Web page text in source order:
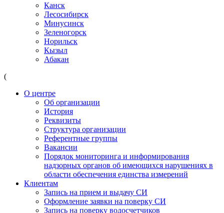
Канск
Лесосибирск
Минусинск
Зеленогорск
Норильск
Кызыл
Абакан
(
О центре
Об организации
История
Реквизиты
Структура организации
Референтные группы
Вакансии
Порядок мониторинга и информирования
надзорных органов об имеющихся нарушениях в
области обеспечения единства измерений
Клиентам
Запись на прием и выдачу СИ
Оформление заявки на поверку СИ
Запись на поверку водосчетчиков